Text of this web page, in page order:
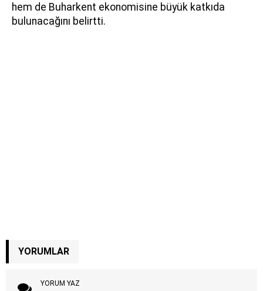
hem de Buharkent ekonomisine büyük katkıda
bulunacağını belirtti.
YORUMLAR
YORUM YAZ